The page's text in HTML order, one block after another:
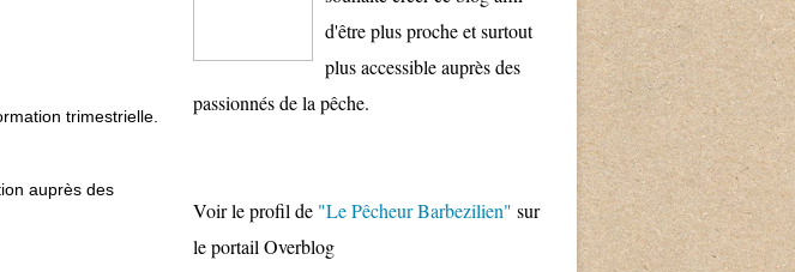
trimestrielle.
auprès des
d'être plus proche et surtout
plus accessible auprès des
passionnés de la pêche.
Voir le profil de "Le Pêcheur Barbezilien" sur
le portail Overblog